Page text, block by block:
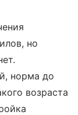
но
норма до
возраста